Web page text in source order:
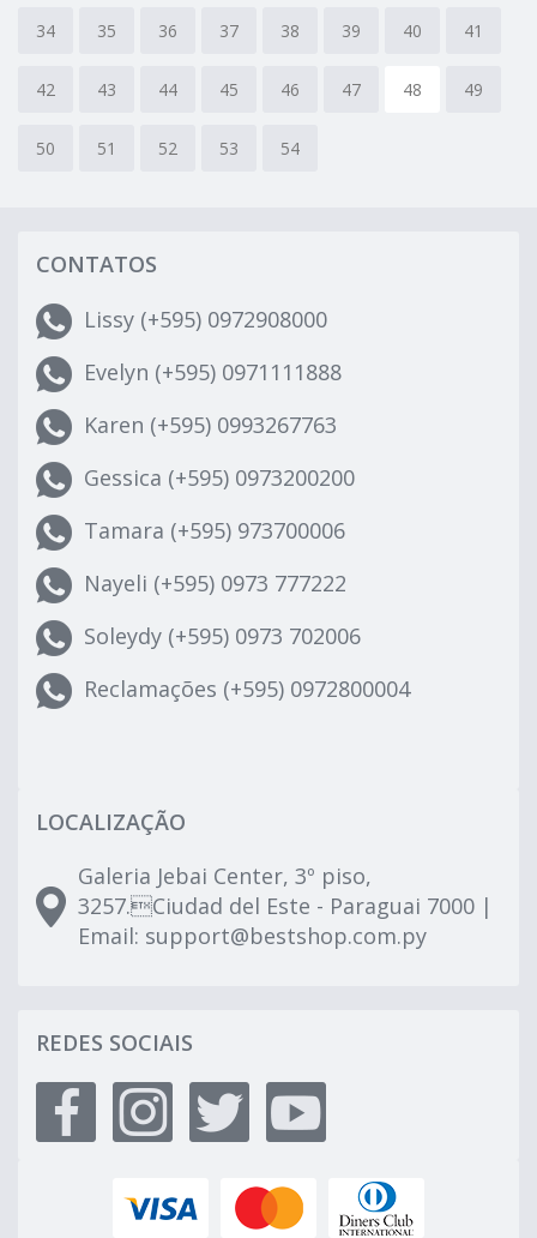
34 35 36 37 38 39 40 41
42 43 44 45 46 47 48 49
50 51 52 53 54
CONTATOS
Lissy (+595) 0972908000
Evelyn (+595) 0971111888
Karen (+595) 0993267763
Gessica (+595) 0973200200
Tamara (+595) 973700006
Nayeli (+595) 0973 777222
Soleydy (+595) 0973 702006
Reclamações (+595) 0972800004
LOCALIZAÇÃO
Galeria Jebai Center, 3º piso,
3257.Ciudad del Este - Paraguai 7000 |
Email: support@bestshop.com.py
REDES SOCIAIS